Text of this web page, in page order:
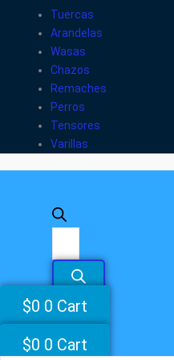
Tuercas
Arandelas
Wasas
Chazos
Remaches
Perros
Tensores
Varillas
$0 0 Cart
$0 0 Cart